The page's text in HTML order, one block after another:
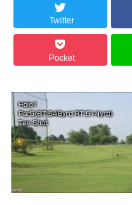
Twitter
Pocket